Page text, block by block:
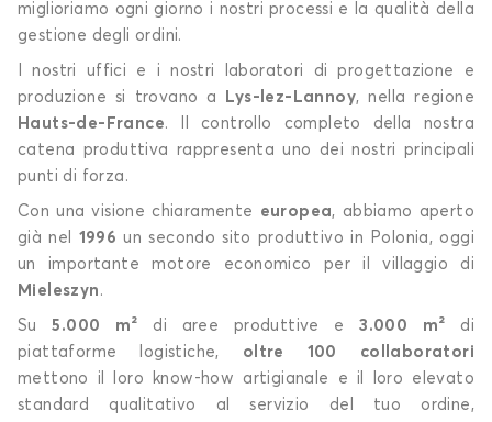
miglioriamo ogni giorno i nostri processi e la qualità della
gestione degli ordini.
I nostri uffici e i nostri laboratori di progettazione e
produzione si trovano a
Lys-lez-Lannoy, nella regione
Hauts-de-France. Il controllo completo della nostra
catena produttiva rappresenta uno dei nostri principali
punti di forza.
Con una visione chiaramente europea, abbiamo aperto
già nel 1996 un secondo sito produttivo in Polonia, oggi
un importante motore economico per il villaggio di
Mieleszyn .
Su5.000 m² di aree produttive e3.000 m² di
piattaforme logistiche, oltre 100 collaboratori
mettono il loro know-how artigianale e il loro elevato
standard qualitativo al servizio del tuo ordine,